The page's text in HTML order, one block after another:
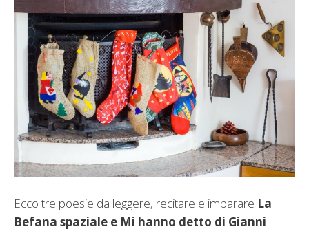
Ecco tre poesie da leggere, recitare e imparare La
Befana spaziale e Mi hanno detto di Gianni